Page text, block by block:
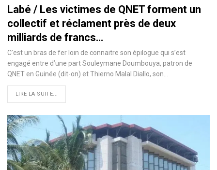
Labé / Les victimes de QNET forment un
collectif et réclament près de deux
milliards de francs…
C’est un bras de fer loin de connaitre son épilogue qui s’est
engagé entre d’une part Souleymane Doumbouya, patron de
QNET en Guinée (dit-on) et Thierno Malal Diallo, son
LIRE LA SUITE...